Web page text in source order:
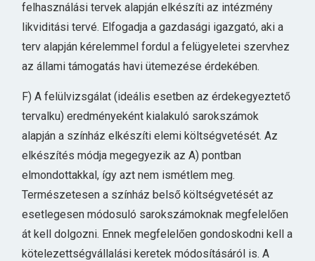
felhasználási tervek alapján elkészíti az intézmény
likviditási tervé. Elfogadja a gazdasági igazgató, aki a
terv alapján kérelemmel fordul a felügyeletei szervhez
az állami támogatás havi ütemezése érdekében.
F) A felülvizsgálat (ideális esetben az érdekegyeztető
tervalku) eredményeként kialakuló sarokszámok
alapján a színház elkészíti elemi költségvetését. Az
elkészítés módja megegyezik az A) pontban
elmondottakkal, így azt nem ismétlem meg.
Természetesen a színház belső költségvetését az
esetlegesen módosuló sarokszámoknak megfelelően
át kell dolgozni. Ennek megfelelően gondoskodni kell a
kötelezettségvállalási keretek módosításáról is. A